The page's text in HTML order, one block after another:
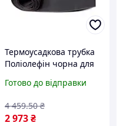
Термоусадкова трубка
Поліолефін чорна для
125x0.3 мм 2:1 25 м
Готово до відправки
2 973₴
4 459.50 ₴